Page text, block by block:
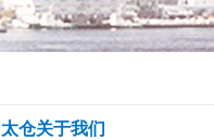
太仓关于我们